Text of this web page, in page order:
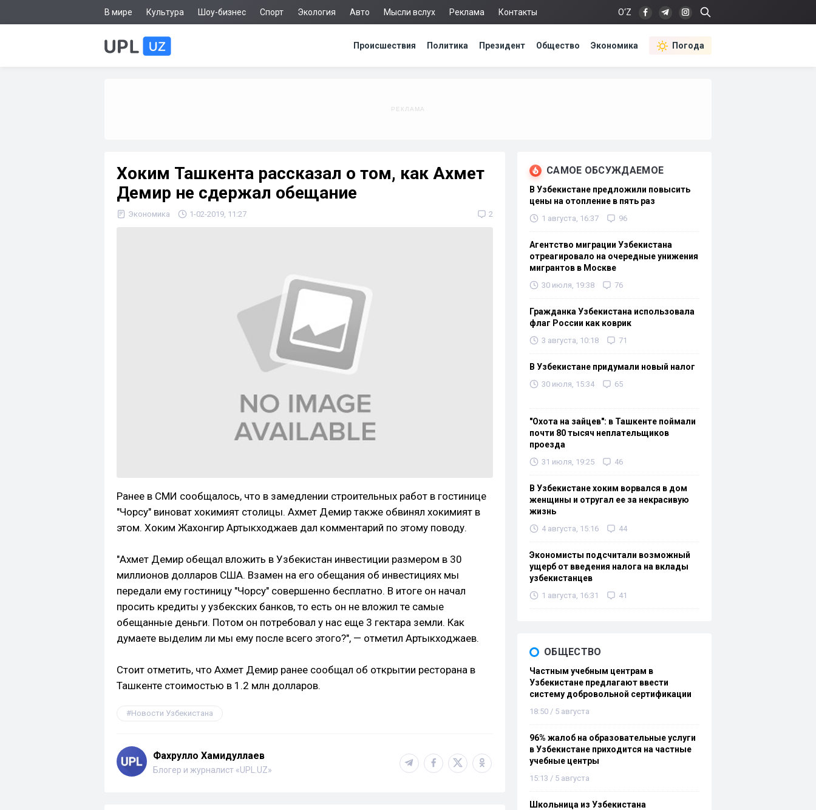
В мире Культура Шоу-бизнес Спорт Экология Авто Мысли вслух Реклама Контакты O‘Z
Происшествия Политика Президент Общество Экономика Погода
Хоким Ташкента рассказал о том, как Ахмет
Демир не сдержал обещание
Экономика 1-02-2019, 11:27 2
Ранее в СМИ сообщалось, что в замедлении строительных работ в гостинице
"Чорсу" виноват хокимият столицы. Ахмет Демир также обвинял хокимият в
этом. Хоким Жахонгир Артыкходжаев дал комментарий по этому поводу.
"Ахмет Демир обещал вложить в Узбекистан инвестиции размером в 30
миллионов долларов США. Взамен на его обещания об инвестициях мы
передали ему гостиницу "Чорсу" совершенно бесплатно. В итоге он начал
просить кредиты у узбекских банков, то есть он не вложил те самые
обещанные деньги. Потом он потребовал у нас еще 3 гектара земли. Как
думаете выделим ли мы ему после всего этого?", — отметил Артыкходжаев.
Стоит отметить, что Ахмет Демир ранее сообщал об открытии ресторана в
Ташкенте стоимостью в 1.2 млн долларов.
Новости Узбекистана
Фахрулло Хамидуллаев
Блогер и журналист «UPL.UZ»
САМОЕ ОБСУЖДАЕМОЕ
В Узбекистане предложили повысить
цены на отопление в пять раз
1 августа, 16:37 96
Агентство миграции Узбекистана
отреагировало на очередные унижения
мигрантов в Москве
30 июля, 19:38 76
Гражданка Узбекистана использовала
флаг России как коврик
3 августа, 10:18 71
В Узбекистане придумали новый налог
30 июля, 15:34 65
"Охота на зайцев": в Ташкенте поймали
почти 80 тысяч неплательщиков
проезда
31 июля, 19:25 46
В Узбекистане хоким ворвался в дом
женщины и отругал ее за некрасивую
жизнь
4 августа, 15:16 44
Экономисты подсчитали возможный
ущерб от введения налога на вклады
узбекистанцев
1 августа, 16:31 41
ОБЩЕСТВО
Частным учебным центрам в
Узбекистане предлагают ввести
систему добровольной сертификации
18:50 / 5 августа
96% жалоб на образовательные услуги
в Узбекистане приходится на частные
учебные центры
15:13 / 5 августа
Школьница из Узбекистана